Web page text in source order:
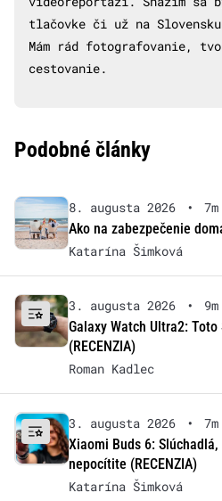
tlačovke či už na
Mám rád fotografovanie,
cestovanie.
Podobné články
8. augusta 2026 •
7m
Ako na zabezpečenie
Katarína Šimková
3. augusta 2026 •
9m
Galaxy Watch Ultra2:
(RECENZIA)
Roman Kadlec
3. augusta 2026 •
7m
Xiaomi Buds 6:
nepocítite (RECENZIA)
Katarína Šimková